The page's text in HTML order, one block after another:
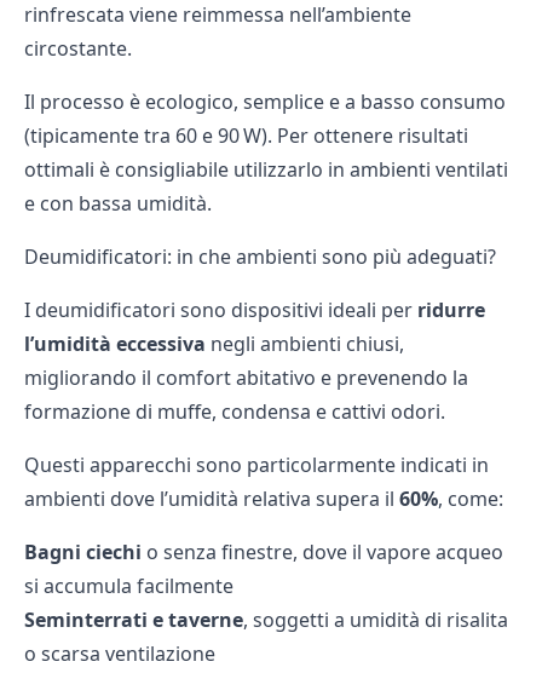
rinfrescata viene reimmessa nell’ambiente
circostante.
Il processo è ecologico, semplice e a basso consumo
(tipicamente tra 60 e 90 W). Per ottenere risultati
ottimali è consigliabile utilizzarlo in ambienti ventilati
e con bassa umidità.
Deumidificatori: in che ambienti sono più adeguati?
I deumidificatori sono dispositivi ideali per ridurre
l’umidità eccessiva negli ambienti chiusi,
migliorando il comfort abitativo e prevenendo la
formazione di muffe, condensa e cattivi odori.
Questi apparecchi sono particolarmente indicati in
ambienti dove l’umidità relativa supera il 60%, come:
Bagni ciechi o senza finestre, dove il vapore acqueo
si accumula facilmente
Seminterrati e taverne, soggetti a umidità di risalita
o scarsa ventilazione